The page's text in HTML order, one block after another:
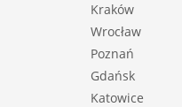
Kraków
Wrocław
Poznań
Gdańsk
Katowice